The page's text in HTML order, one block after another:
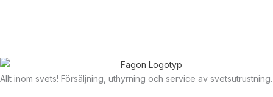
Allt inom svets! Försäljning, uthyrning och service av svetsutrustning.